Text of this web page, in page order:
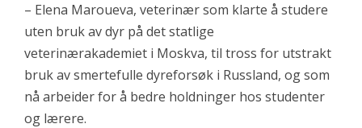
– Elena Maroueva, veterinær som klarte å studere
uten bruk av dyr på det statlige
veterinærakademiet i Moskva, til tross for utstrakt
bruk av smertefulle dyreforsøk i Russland, og som
nå arbeider for å bedre holdninger hos studenter
og lærere.